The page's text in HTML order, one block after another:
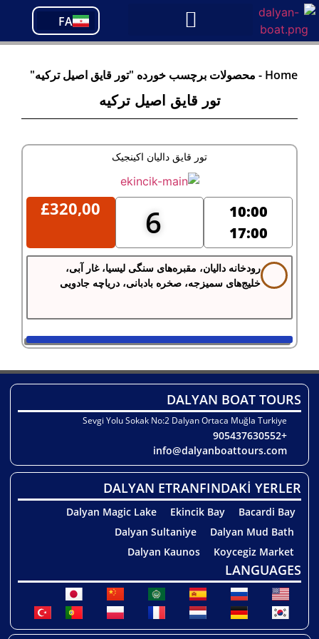
FA
PT
TR
Home
- محصولات برچسب خورده "تور قایق اصیل ترکیه"
تور قایق اصیل ترکیه
تور قایق دالیان اکینجیک
10:00
17:00
6
£320,00
رودخانه دالیان، مقبره‌های سنگی لیسیا، غار آبی،
خلیج‌های سمیزجه، صخره بادبانی، دریاچه جادویی
DALYAN BOAT TOURS
Sevgi Yolu Sokak No:2 Dalyan Ortaca Muğla Turkiye
+905437630552
info@dalyanboattours.com
DALYAN ETRANFINDAKİ YERLER
Bacardi Bay
Ekincik Bay
Dalyan Magic Lake
Dalyan Mud Bath
Dalyan Sultaniye
Koycegiz Market
Dalyan Kaunos
LANGUAGES